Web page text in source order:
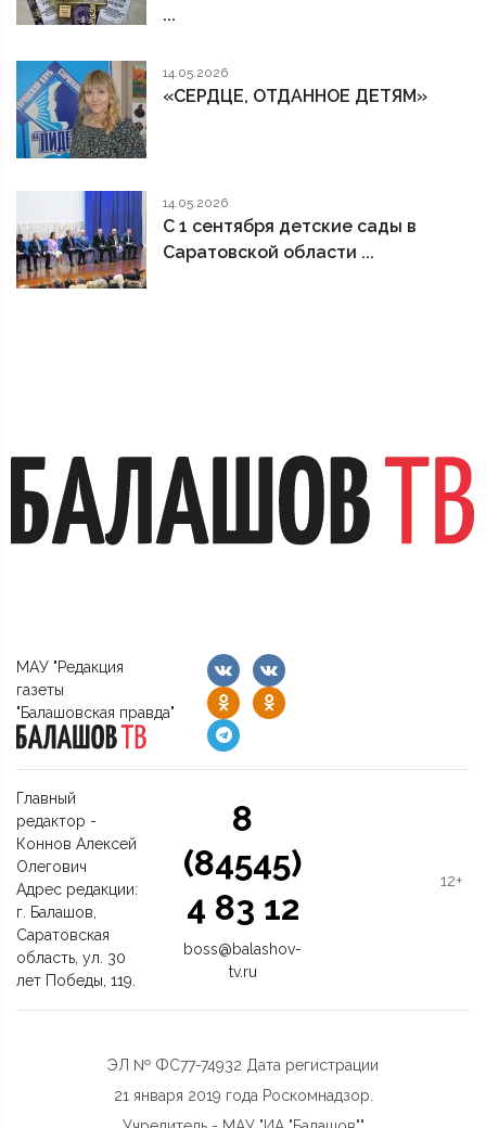
...
14.05.2026
«СЕРДЦЕ, ОТДАННОЕ ДЕТЯМ»
14.05.2026
С 1 сентября детские сады в
Саратовской области ...
МАУ "Редакция
газеты
"Балашовская правда"
Главный
редактор -
Коннов Алексей
Олегович
Адрес редакции:
г. Балашов,
Саратовская
область, ул. 30
лет Победы, 119.
8
(84545)
4 83 12
boss@balashov-
tv.ru
12+
ЭЛ № ФС77-74932 Дата регистрации
21 января 2019 года Роскомнадзор.